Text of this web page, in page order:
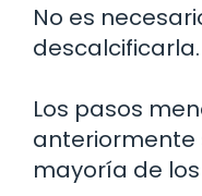
No es
descalcificarla.
Los pasos
anteriormente
mayoría de